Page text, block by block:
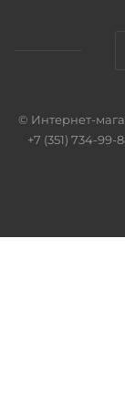
© Интернет-
+7 (351) 734-